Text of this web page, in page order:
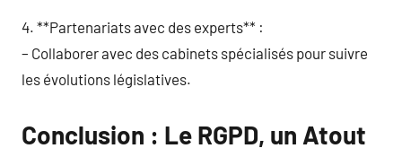
4. **Partenariats avec des experts** :
– Collaborer avec des cabinets spécialisés pour suivre
les évolutions législatives.
Conclusion : Le RGPD, un Atout